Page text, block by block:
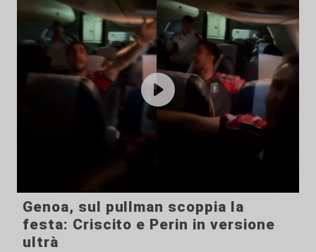
Genoa, sul pullman scoppia la
festa: Criscito e Perin in versione
ultrà